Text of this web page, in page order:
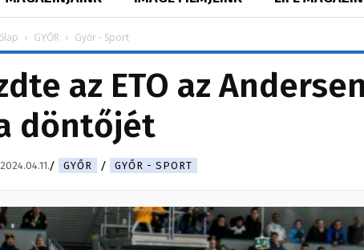
GYŐR Győr - Sport
az ETO az
döntőjét
2024.04.11. GYŐR GYŐR - SPORT